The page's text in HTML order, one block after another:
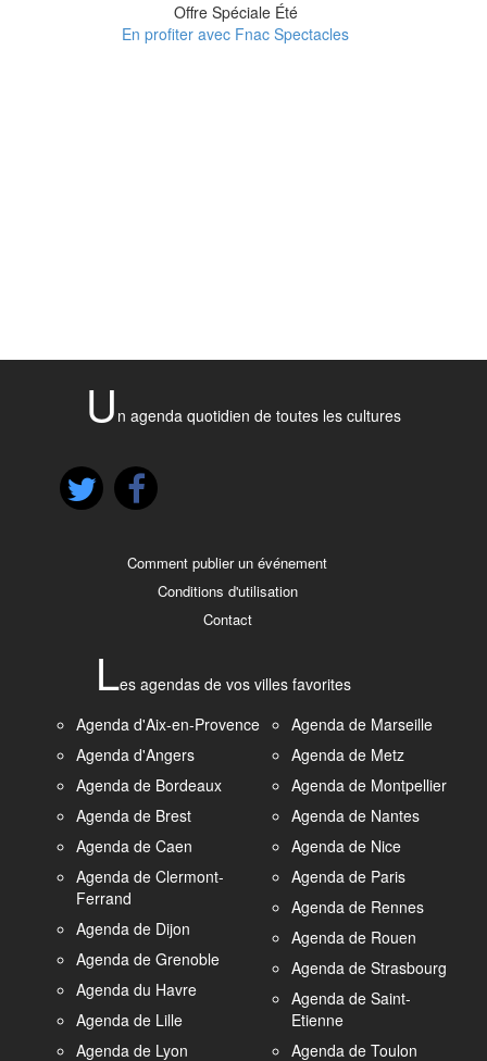
Offre Spéciale Été
En profiter avec Fnac Spectacles
U n agenda quotidien de toutes les cultures
Comment publier un événement
Conditions d'utilisation
Contact
Les agendas de vos villes favorites
Agenda d'Aix-en-Provence
Agenda d'Angers
Agenda de Bordeaux
Agenda de Brest
Agenda de Caen
Agenda de Clermont-
Ferrand
Agenda de Dijon
Agenda de Grenoble
Agenda du Havre
Agenda de Lille
Agenda de Lyon
Agenda de Marseille
Agenda de Metz
Agenda de Montpellier
Agenda de Nantes
Agenda de Nice
Agenda de Paris
Agenda de Rennes
Agenda de Rouen
Agenda de Strasbourg
Agenda de Saint-
Etienne
Agenda de Toulon